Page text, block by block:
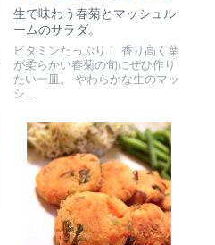
生で味わう春菊とマッシュル
ームのサラダ。
ビタミンたっぷり！ 香り高く葉
が柔らかい春菊の旬にぜひ作り
たい一皿。 やわらかな生のマッ
シ...